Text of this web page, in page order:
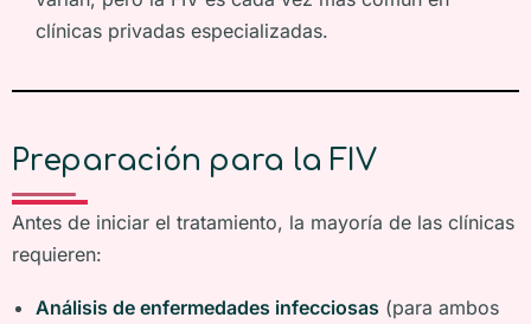
clínicas privadas especializadas.
Preparación para la FIV
Antes de iniciar el tratamiento, la mayoría de las clínicas
requieren:
Análisis de enfermedades infecciosas(para ambos